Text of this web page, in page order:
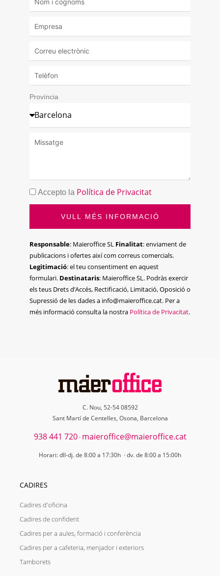
Província
Accepto la Política de Privacitat
VULL MÉS INFORMACIÓ
Responsable: Maieroffice SL Finalitat: enviament de
publicacions i ofertes així com correus comercials.
Legitimació: el teu consentiment en aquest
formulari. Destinataris: Maieroffice SL. Podràs exercir
els teus Drets d’Accés, Rectificació, Limitació, Oposició o
Supressió de les dades a info@maieroffice.cat. Per a
més informació consulta la nostra Política de Privacitat.
C. Nou, 52-54 08592
Sant Martí de Centelles, Osona, Barcelona
938 441 720· maieroffice@maieroffice.cat
Horari: dll-dj. de 8:00 a 17:30h · dv. de 8:00 a 15:00h
CADIRES
Cadires d'oficina
Cadires de confident
Cadires per a aules, formació i conferència
Cadires per a cafeteria, menjador i exteriors
Tamborets